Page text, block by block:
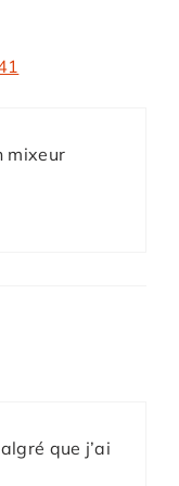
mixeur
que j’ai